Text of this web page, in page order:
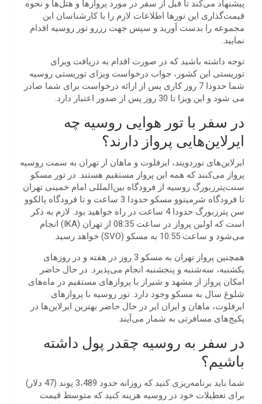
پیشنهاد می‌کند تا قبل از سفر در مورد پروازها و هتل‌‌ها و نحوه
قیمت‌گذاری این تورها اطلاعات لازم را با کارشناسان این
مجموعه را بدست آورید و سپس جهت رزرو تور روسیه اقدام
نمایید.
توجه داشته باشید که در صورت اقدام به دریافت ویزای
توریستی این کشور، جواب درخواست ویزای توریستی روسیه
شما حدودا 7 روز کاری پس از ارائه درخواست برای شما صادر
می‌ شود و این ویزا تا 30 روز پس از صدور اعتبار دارد.
در سفر با تور هوایی روسیه چه
ایرلاین‌هایی پرواز دارند؟
ایرلاین‌های نوردویند، ایرفلوت و ماهان از تهران به سمت روسیه
پرواز می‌کنند که همه این پرواز مستقیم هستند. در تور مسکو
سنت‌پترزبورگ روسیه از فرودگاه بین‌المللی امام خمینی تهران
تا فرودگاه شرمیتوو مسکو حدودا 3 ساعت و تا فرودگاه پالکوو
سن پترزبورگ حدودا 4 ساعت در راه خواهید بود. لازم به ذکر
است که اولین پرواز در ساعت 08:35 از تهران (IKA) انجام
می‌شود و ساعت 10:55 به مسکو (SVO) خواهد رسید.
همچنین پرواز تهران به مسکو 3 روز در هفته و در روزهای
یکشنبه، سه‌شنبه و پنجشنبه انجام می‌پذیرد. در حال حاضر
امکان پرواز از مشهد و شیراز با پروازهای مستقیم در ماه‌های
شلوغ سال به مسکو وجود دارد. تور روسیه با پروازهای
ایرفلوت، ماهان و ایران ایر در حال حاضر بهترین ایرلاین‌ها در
پکیج‌های مسافرتی به شمار می‌آیند.
در سفر به روسیه چقدر پول داشته
باشیم؟
شما باید برنامه‌ریزی کنید که روزانه حدود 3،489 پوند (47 دلار)
برای تعطیلات خود در روسیه هزینه کنید که متوسط ​​قیمت